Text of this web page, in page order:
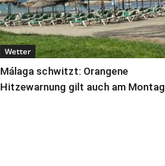
Wetter
Málaga schwitzt: Orangene
Hitzewarnung gilt auch am Montag